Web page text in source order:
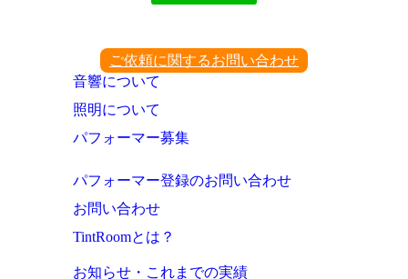
ご依頼に関するお問い合わせ
音響について
照明について
パフォーマー募集
パフォーマー登録のお問い合わせ
お問い合わせ
TintRoomとは？
お知らせ・これまでの実績